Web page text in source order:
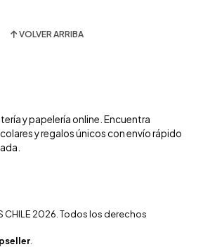
VOLVER ARRIBA
y papelería online. Encuentra
y regalos únicos con envío rápido
CHILE 2026. Todos los derechos